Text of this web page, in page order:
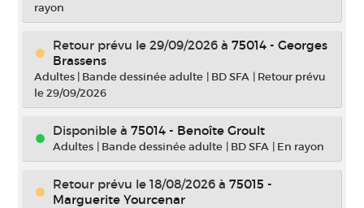
rayon
Retour prévu le 29/09/2026 à 75014 - Georges
Brassens
Adultes | Bande dessinée adulte | BD SFA | Retour prévu
le 29/09/2026
Disponible à 75014 - Benoîte Groult
Adultes | Bande dessinée adulte | BD SFA | En rayon
Retour prévu le 18/08/2026 à 75015 -
Marguerite Yourcenar